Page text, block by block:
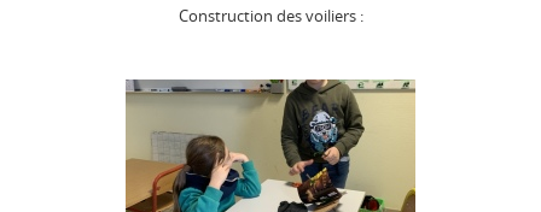
Construction des voiliers :